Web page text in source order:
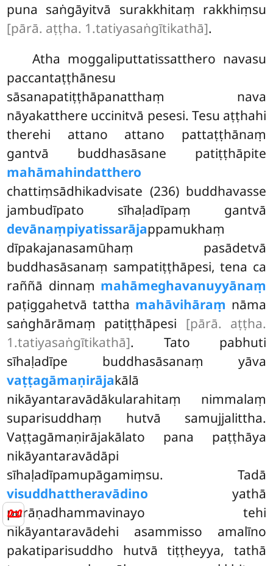
📜
puna saṅgāyitvā surakkhitaṃ rakkhiṃsu
[pārā. aṭṭha. 1.tatiyasaṅgītikathā].
Atha moggaliputtatissatthero navasu
paccantaṭṭhānesu
sāsanapatiṭṭhāpanatthaṃ nava
nāyakatthere uccinitvā pesesi. Tesu aṭṭhahi
therehi attano attano pattaṭṭhānaṃ
gantvā buddhasāsane patiṭṭhāpite
mahāmahindatthero
chattiṃsādhikadvisate (236) buddhavasse
jambudīpato sīhaḷadīpaṃ gantvā
devānaṃpiyatissarājappamukhaṃ
dīpakajanasamūhaṃ pasādetvā
buddhasāsanaṃ sampatiṭṭhāpesi, tena ca
raññā dinnaṃ mahāmeghavanuyyānaṃ
paṭiggahetvā tattha mahāvihāraṃ nāma
saṅghārāmaṃ patiṭṭhāpesi [pārā. aṭṭha.
1.tatiyasaṅgītikathā]. Tato pabhuti
sīhaḷadīpe buddhasāsanaṃ yāva
vaṭṭagāmaṇirājakālā
nikāyantaravādākularahitaṃ nimmalaṃ
suparisuddhaṃ hutvā samujjalittha.
Vaṭṭagāmaṇirājakālato pana paṭṭhāya
nikāyantaravādāpi
sīhaḷadīpamupāgamiṃsu. Tadā
visuddhattheravādino yathā
purāṇadhammavinayo tehi
nikāyantaravādehi asammisso amalīno
pakatiparisuddho hutvā tiṭṭheyya, tathā